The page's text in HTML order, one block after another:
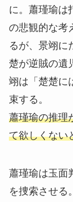
に。蕭瑾瑜は
の悲観的な考
るが、景翊に
楚が逆賊の遺
翊は「楚楚に
束する。
蕭瑾瑜の推理
て欲しくない
蕭瑾瑜は玉面
を捜索させる